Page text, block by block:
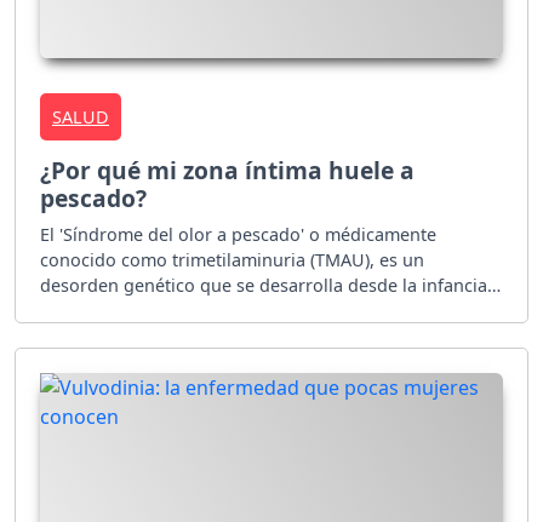
SALUD
¿Por qué mi zona íntima huele a
pescado?
El 'Síndrome del olor a pescado' o médicamente
conocido como trimetilaminuria (TMAU), es un
desorden genético que se desarrolla desde la infancia.